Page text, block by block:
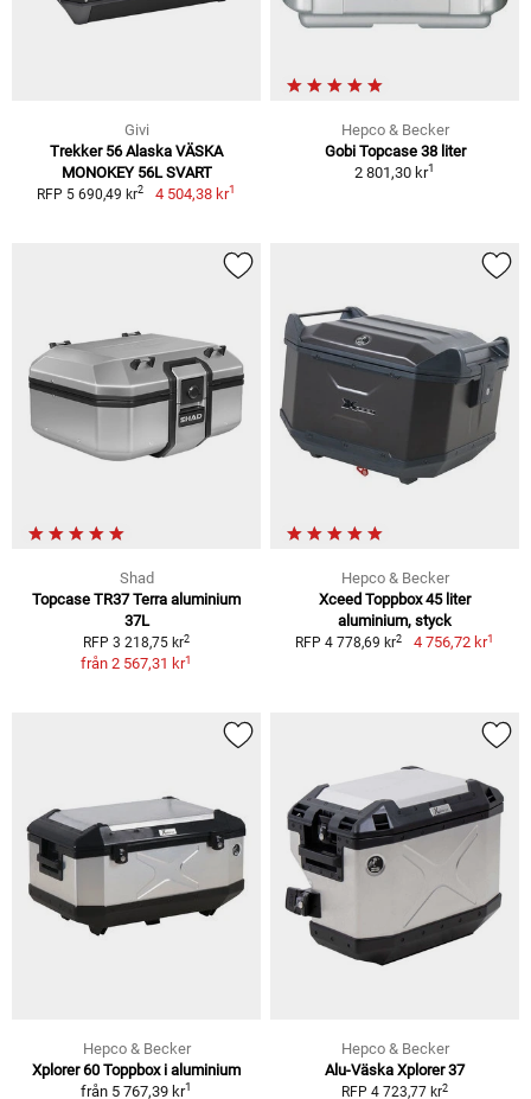
Givi
Trekker 56 Alaska VÄSKA
MONOKEY 56L SVART
RFP 5 690,49 kr2 4 504,38 kr1
Hepco & Becker
Gobi Topcase 38 liter
2 801,30 kr1
Shad
Topcase TR37 Terra aluminium
37L
RFP 3 218,75 kr2
från 2 567,31 kr1
Hepco & Becker
Xceed Toppbox 45 liter
aluminium, styck
RFP 4 778,69 kr2 4 756,72 kr1
Hepco & Becker
Xplorer 60 Toppbox i aluminium
från 5 767,39 kr1
Hepco & Becker
Alu-Väska Xplorer 37
RFP 4 723,77 kr2